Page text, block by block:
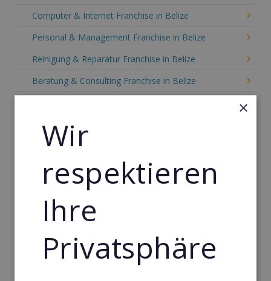
Computer & Internet Franchise in Belize
Personal & Management Franchise in Belize
Reinigung & Reparatur Franchise in Belize
Beratung & Consulting Franchise in Belize
Einzelhandel Franchise in Belize
Gebäude & Haustechnik Franchise in Belize
Handwerk Franchise in Belize
Dienstleistungsfranchise in Belize
Telekommunikation Franchise in Belize
Sport Franchise in Belize
×
Wir
respektieren
Ihre
Privatsphäre